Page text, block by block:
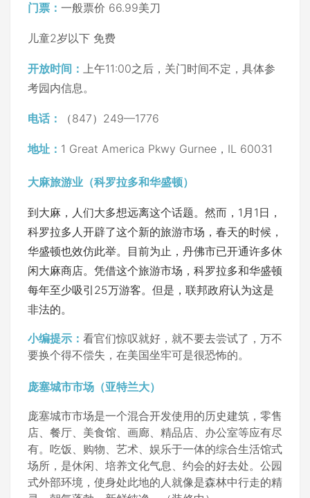
门票： 一般票价 66.99美刀
儿童2岁以下 免费
开放时间： 上午11:00之后，关门时间不定，具体参
考园内信息。
电话： （847）249—1776
地址： 1 Great America Pkwy Gurnee，IL 60031
大麻旅游业（科罗拉多和华盛顿）
到大麻，人们大多想远离这个话题。然而，1月1日，
科罗拉多人开辟了这个新的旅游市场，春天的时候，
华盛顿也效仿此举。目前为止，丹佛市已开通许多休
闲大麻商店。凭借这个旅游市场，科罗拉多和华盛顿
每年至少吸引25万游客。但是，联邦政府认为这是
非法的。
小编提示： 看官们惊叹就好，就不要去尝试了，万不
要换个得不偿失，在美国坐牢可是很恐怖的。
庞塞城市市场（亚特兰大）
庞塞城市市场是一个混合开发使用的历史建筑，零售
店、餐厅、美食馆、画廊、精品店、办公室等应有尽
有。吃饭、购物、艺术、娱乐于一体的综合生活馆式
场所，是休闲、培养文化气息、约会的好去处。公园
式外部环境，使身处此地的人就像是森林中行走的精